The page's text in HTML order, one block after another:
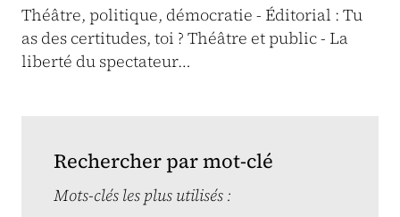
Théâtre, politique, démocratie - Éditorial : Tu
as des certitudes, toi ? Théâtre et public - La
liberté du spectateur…
Rechercher par mot-clé
Mots-clés les plus utilisés :